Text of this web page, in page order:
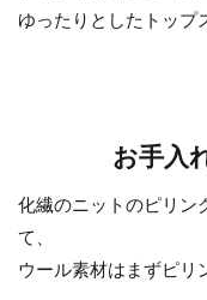
ゆったりとしたトップ
お手入
化繊のニットのピリン
て、
ウール素材はまずピリ